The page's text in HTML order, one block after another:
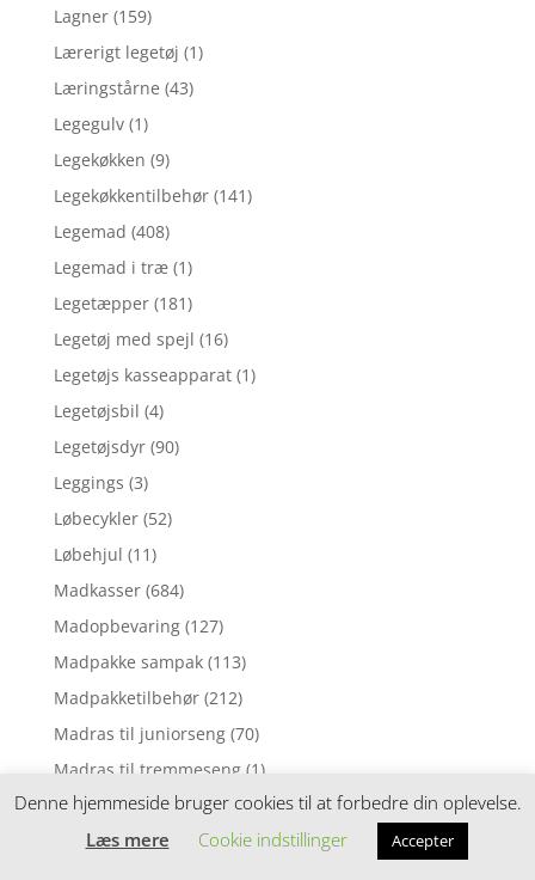
Lagner (159)
Lærerigt legetøj (1)
Læringstårne (43)
Legegulv (1)
Legekøkken (9)
Legekøkkentilbehør (141)
Legemad (408)
Legemad i træ (1)
Legetæpper (181)
Legetøj med spejl (16)
Legetøjs kasseapparat (1)
Legetøjsbil (4)
Legetøjsdyr (90)
Leggings (3)
Løbecykler (52)
Løbehjul (11)
Madkasser (684)
Madopbevaring (127)
Madpakke sampak (113)
Madpakketilbehør (212)
Madras til juniorseng (70)
Madras til tremmeseng (1)
Madras til vugge (2)
Madrasser (257)
Denne hjemmeside bruger cookies til at forbedre din oplevelse.
Læs mere
Cookie indstillinger Accepter